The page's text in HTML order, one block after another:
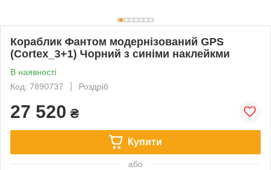
Кораблик Фантом модернізований GPS
(Cortex_3+1) Чорний з синіми наклейкми
В наявності
Код: 7890737
Роздріб
27 520 ₴
Купити
або